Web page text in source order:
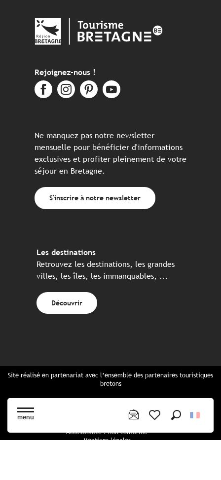
menu
Rejoignez-nous !
Ne manquez pas notre newsletter
mensuelle pour bénéficier d'informations
exclusives et profiter pleinement de votre
séjour en Bretagne.
S'inscrire à notre newsletter
Les destinations
Retrouvez les destinations, les grandes
villes, les îles, les immanquables, ...
Découvrir
Site réalisé en partenariat avec l’ensemble des partenaires touristiques
bretons
Cartes Bretagne & brochures
Accessibilité : non conforme
Mentions légales